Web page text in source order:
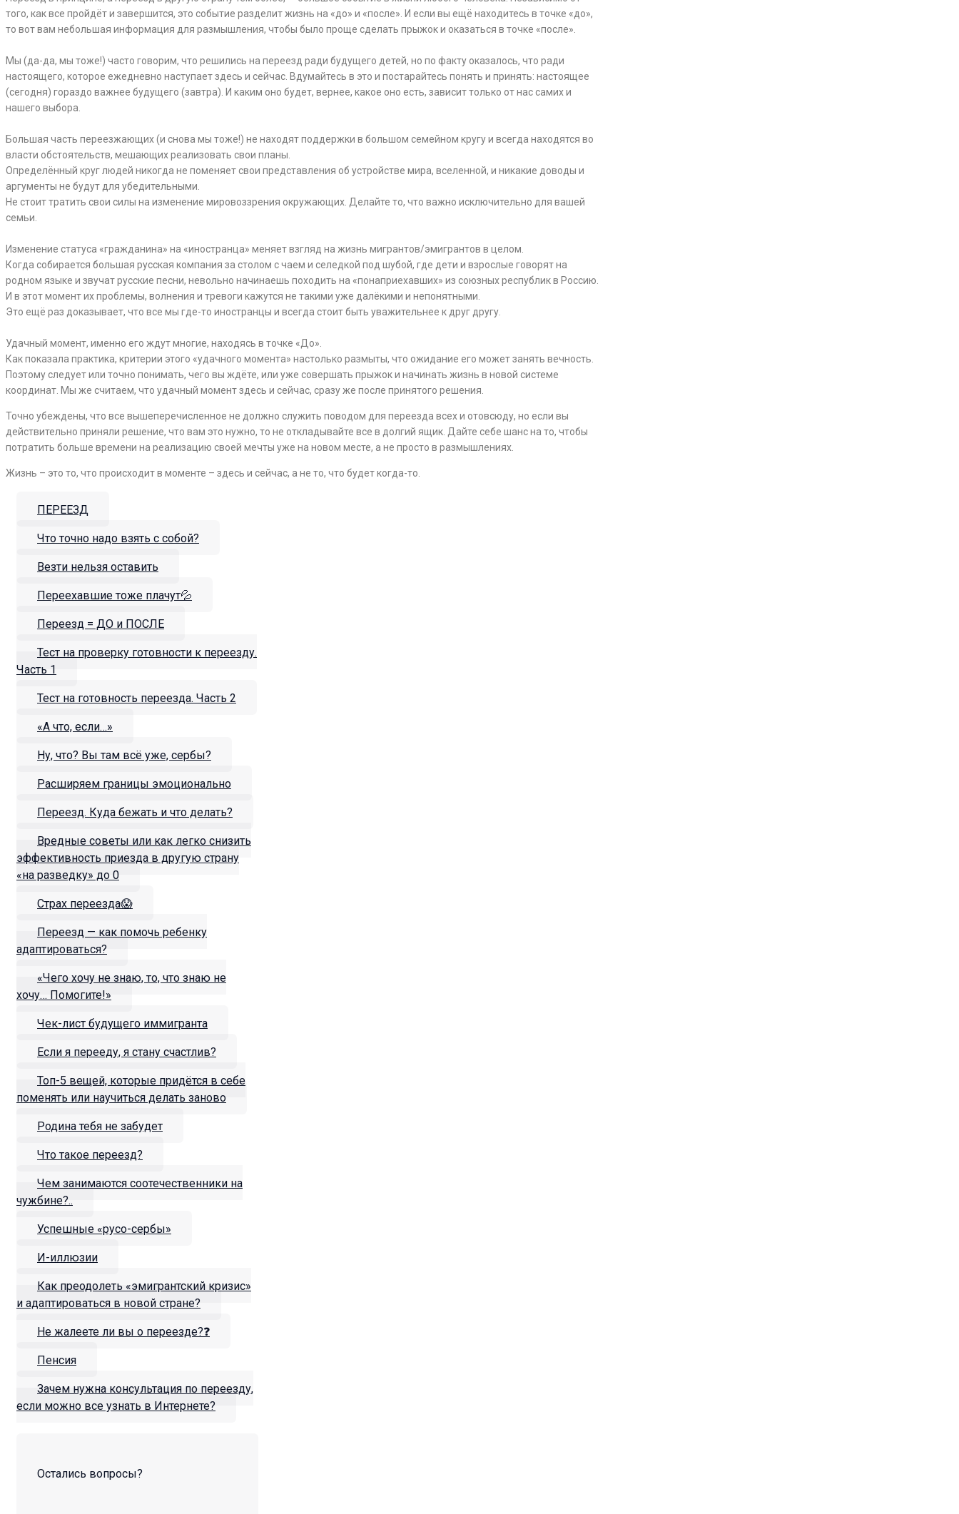
того, как все пройдёт и завершится, это событие разделит жизнь на «до» и «после». И если вы ещё находитесь в точке «до»,
то вот вам небольшая информация для размышления, чтобы было проще сделать прыжок и оказаться в точке «после».
Мы (да-да, мы тоже!) часто говорим, что решились на переезд ради будущего детей, но по факту оказалось, что ради
настоящего, которое ежедневно наступает здесь и сейчас. Вдумайтесь в это и постарайтесь понять и принять: настоящее
(сегодня) гораздо важнее будущего (завтра). И каким оно будет, вернее, какое оно есть, зависит только от нас самих и
нашего выбора.
Большая часть переезжающих (и снова мы тоже!) не находят поддержки в большом семейном кругу и всегда находятся во
власти обстоятельств, мешающих реализовать свои планы.
Определённый круг людей никогда не поменяет свои представления об устройстве мира, вселенной, и никакие доводы и
аргументы не будут для убедительными.
Не стоит тратить свои силы на изменение мировоззрения окружающих. Делайте то, что важно исключительно для вашей
семьи.
Изменение статуса «гражданина» на «иностранца» меняет взгляд на жизнь мигрантов/эмигрантов в целом.
Когда собирается большая русская компания за столом с чаем и селедкой под шубой, где дети и взрослые говорят на
родном языке и звучат русские песни, невольно начинаешь походить на «понаприехавших» из союзных республик в Россию.
И в этот момент их проблемы, волнения и тревоги кажутся не такими уже далёкими и непонятными.
Это ещё раз доказывает, что все мы где-то иностранцы и всегда стоит быть уважительнее к друг другу.
Удачный момент, именно его ждут многие, находясь в точке «До».
Как показала практика, критерии этого «удачного момента» настолько размыты, что ожидание его может занять вечность.
Поэтому следует или точно понимать, чего вы ждёте, или уже совершать прыжок и начинать жизнь в новой системе
координат. Мы же считаем, что удачный момент здесь и сейчас, сразу же после принятого решения.
Точно убеждены, что все вышеперечисленное не должно служить поводом для переезда всех и отовсюду, но если вы
действительно приняли решение, что вам это нужно, то не откладывайте все в долгий ящик. Дайте себе шанс на то, чтобы
потратить больше времени на реализацию своей мечты уже на новом месте, а не просто в размышлениях.
Жизнь – это то, что происходит в моменте – здесь и сейчас, а не то, что будет когда-то.
ПЕРЕЕЗД
Что точно надо взять с собой?
Везти нельзя оставить
Переехавшие тоже плачут💦
Переезд = ДО и ПОСЛЕ
Тест на проверку готовности к переезду.
Часть 1
Тест на готовность переезда. Часть 2
«А что, если…»
Ну, что? Вы там всё уже, сербы?
Расширяем границы эмоционально
Переезд. Куда бежать и что делать?
Вредные советы или как легко снизить
эффективность приезда в другую страну
«на разведку» до 0
Страх переезда😱
Переезд — как помочь ребенку
адаптироваться?
«Чего хочу не знаю, то, что знаю не
хочу… Помогите!»
Чек-лист будущего иммигранта
Если я перееду, я стану счастлив?
Топ-5 вещей, которые придётся в себе
поменять или научиться делать заново
Родина тебя не забудет
Что такое переезд?
Чем занимаются соотечественники на
чужбине?..
Успешные «русо-сербы»
И-иллюзии
Как преодолеть «эмигрантский кризис»
и адаптироваться в новой стране?
Не жалеете ли вы о переезде?❓
Пенсия
Зачем нужна консультация по переезду,
если можно все узнать в Интернете?
Остались вопросы?